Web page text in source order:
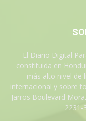
El Diario Digital
constituida en
más alto nivel de
internacional y sobre
Jarros Boulevard
2231-